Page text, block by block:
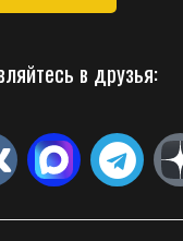
в друзья: